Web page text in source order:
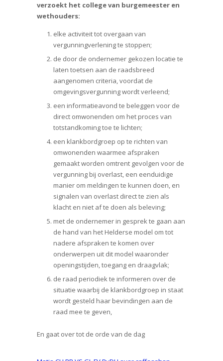
verzoekt het college van burgemeester en
wethouders:
elke activiteit tot overgaan van
vergunningverlening te stoppen;
de door de ondernemer gekozen locatie te
laten toetsen aan de raadsbreed
aangenomen criteria, voordat de
omgevingsvergunning wordt verleend;
een informatieavond te beleggen voor de
direct omwonenden om het proces van
totstandkoming toe te lichten;
een klankbordgroep op te richten van
omwonenden waarmee afspraken
gemaakt worden omtrent gevolgen voor de
vergunning bij overlast, een eenduidige
manier om meldingen te kunnen doen, en
signalen van overlast direct te zien als
klacht en niet af te doen als beleving;
met de ondernemer in gesprek te gaan aan
de hand van het Helderse model om tot
nadere afspraken te komen over
onderwerpen uit dit model waaronder
openingstijden, toegang en draagvlak;
de raad periodiek te informeren over de
situatie waarbij de klankbordgroep in staat
wordt gesteld haar bevindingen aan de
raad mee te geven,
En gaat over tot de orde van de dag